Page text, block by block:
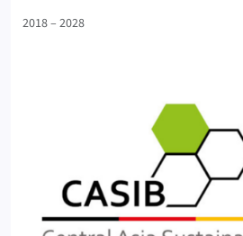
2018 – 2028